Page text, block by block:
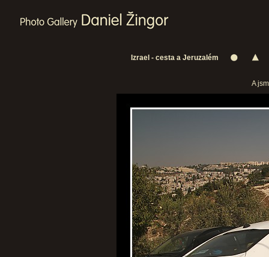
Izrael - cesta a Jeruzalém
A